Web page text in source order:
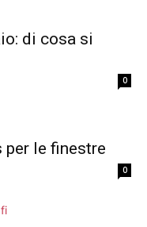
di cosa si
0
per le finestre
0